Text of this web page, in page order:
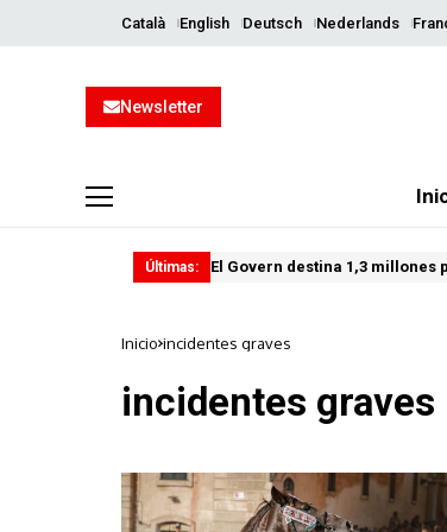
Català English Deutsch Nederlands
Newsletter
Últimas: El Govern destina 1,3 millones
Inicio incidentes graves
incidentes graves